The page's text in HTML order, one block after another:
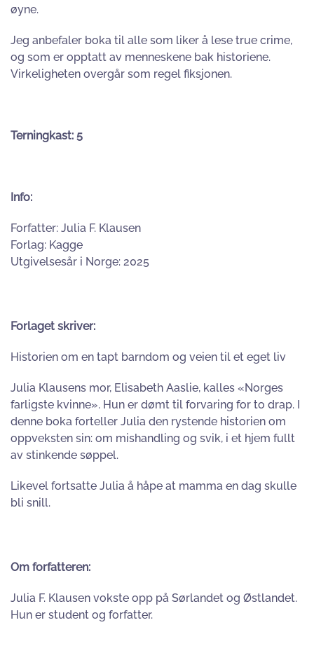
øyne.
Jeg anbefaler boka til alle som liker å lese true crime,
og som er opptatt av menneskene bak historiene.
Virkeligheten overgår som regel fiksjonen.
Terningkast: 5
Info:
Forfatter: Julia F. Klausen
Forlag: Kagge
Utgivelsesår i Norge: 2025
Forlaget skriver:
Historien om en tapt barndom og veien til et eget liv
Julia Klausens mor, Elisabeth Aaslie, kalles «Norges
farligste kvinne». Hun er dømt til forvaring for to drap. I
denne boka forteller Julia den rystende historien om
oppveksten sin: om mishandling og svik, i et hjem fullt
av stinkende søppel.
Likevel fortsatte Julia å håpe at mamma en dag skulle
bli snill.
Om forfatteren:
Julia F. Klausen vokste opp på Sørlandet og Østlandet.
Hun er student og forfatter.